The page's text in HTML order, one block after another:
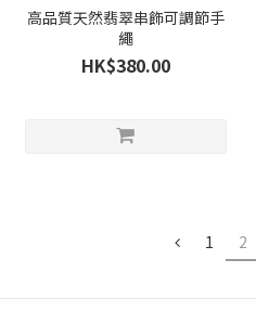
高品質天然翡翠串飾可調節手
繩
HK$380.00
1 2